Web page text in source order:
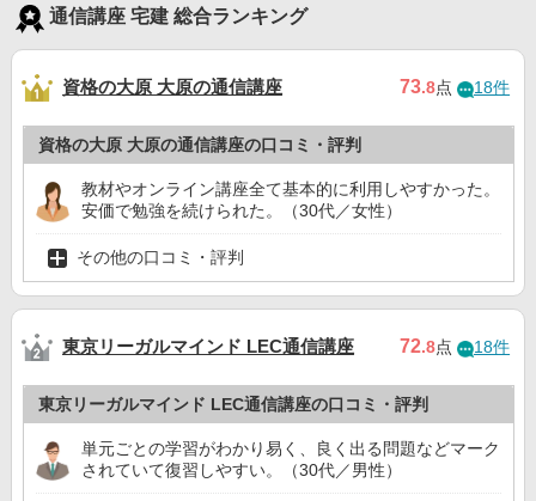
通信講座 宅建 総合ランキング
資格の大原 大原の通信講座 73.8点 18件
資格の大原 大原の通信講座の口コミ・評判
教材やオンライン講座全て基本的に利用しやすかった。
安価で勉強を続けられた。（30代／女性）
その他の口コミ・評判
東京リーガルマインド LEC通信講座 72.8点 18件
東京リーガルマインド LEC通信講座の口コミ・評判
単元ごとの学習がわかり易く、良く出る問題などマーク
されていて復習しやすい。（30代／男性）